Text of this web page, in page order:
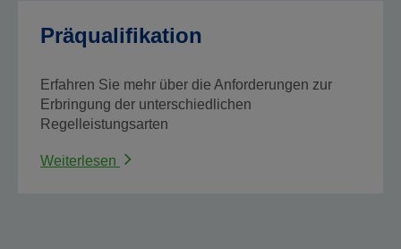
Präqualifikation
Erfahren Sie mehr über die Anforderungen zur
Erbringung der unterschiedlichen
Regelleistungsarten
Weiterlesen